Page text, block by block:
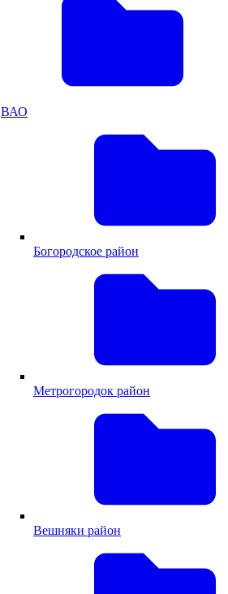
ВАО
Богородское район
Метрогородок район
Вешняки район